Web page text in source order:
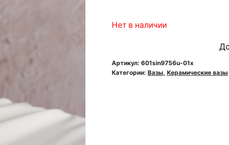
Нет в наличии
Артикул: 601sin9756u-01x
Категории: Вазы, Керамические вазы